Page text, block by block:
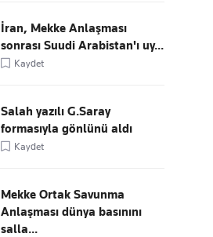
İran, Mekke Anlaşması
sonrası Suudi Arabistan'ı uy...
Kaydet
Salah yazılı G.Saray
formasıyla gönlünü aldı
Kaydet
Mekke Ortak Savunma
Anlaşması dünya basınını
salla...